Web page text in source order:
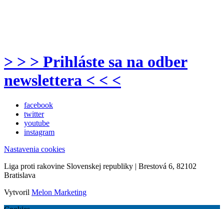
> > > Prihláste sa na odber
newslettera < < <
facebook
twitter
youtube
instagram
Nastavenia cookies
Liga proti rakovine Slovenskej republiky | Brestová 6, 82102
Bratislava
Vytvoril Melon Marketing